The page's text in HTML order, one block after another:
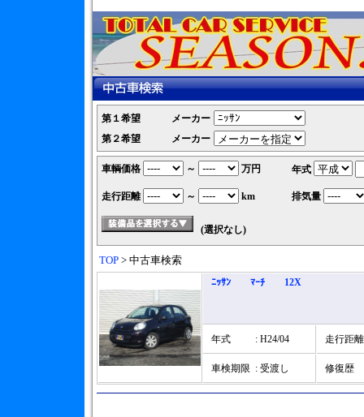
第１希望
メーカー
第２希望
メーカー
車輌価格 ～ 万円 年式
走行距離 ～ km 排気量
(選択なし)
TOP > 中古車検索
ﾆｯｻﾝ ﾏｰﾁ 12X
年式 : H24/04 走行距離
車検期限 : 受渡し 修復歴